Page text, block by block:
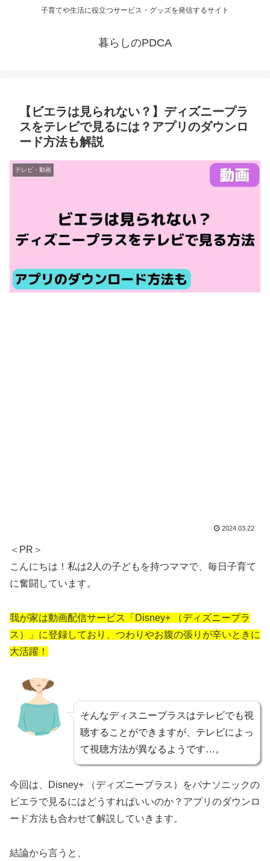
子育てや生活に役立つサービス・グッズを発信するサイト
暮らしのPDCA
【ビエラは見られない？】ディズニープラ
スをテレビで見るには？アプリのダウンロ
ード方法も解説
テレビ・動画
2024.03.22
＜PR＞
こんにちは！私は2人の子どもを持つママで、毎日子育て
に奮闘しています。
我が家は動画配信サービス「Disney+ （ディズニープラ
ス）」に登録しており、つわりやお腹の張りが辛いときに
大活躍！
そんなディスニープラスはテレビでも視
聴することができますが、テレビによっ
て視聴方法が異なるようです…。
今回は、Disney+ （ディズニープラス）をパナソニックの
ビエラで見るにはどうすればいいのか？アプリのダウンロ
ード方法も合わせて解説していきます。
結論から言うと、